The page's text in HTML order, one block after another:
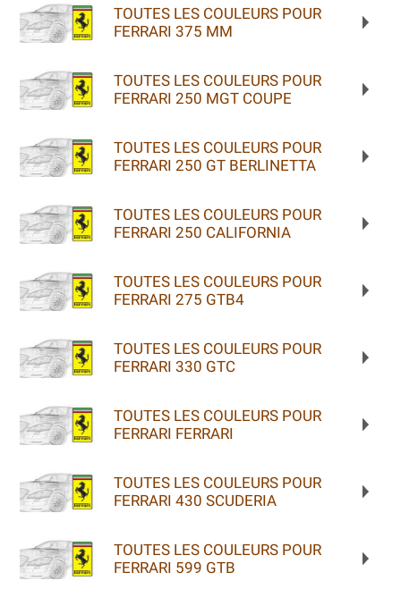
TOUTES LES COULEURS POUR
FERRARI 375 MM
TOUTES LES COULEURS POUR
FERRARI 250 MGT COUPE
TOUTES LES COULEURS POUR
FERRARI 250 GT BERLINETTA
TOUTES LES COULEURS POUR
FERRARI 250 CALIFORNIA
TOUTES LES COULEURS POUR
FERRARI 275 GTB4
TOUTES LES COULEURS POUR
FERRARI 330 GTC
TOUTES LES COULEURS POUR
FERRARI FERRARI
TOUTES LES COULEURS POUR
FERRARI 430 SCUDERIA
TOUTES LES COULEURS POUR
FERRARI 599 GTB